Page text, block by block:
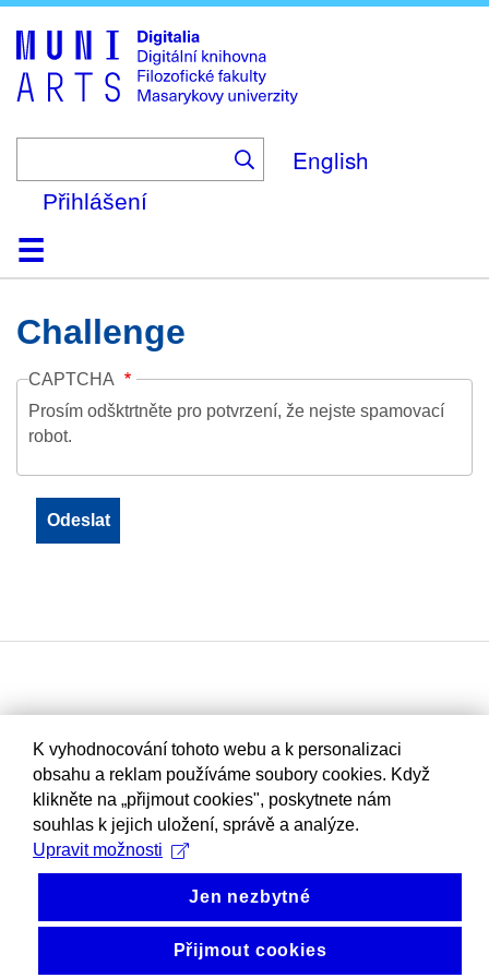
to
main
content
English
Přihlášení
DomůKolekce
Prohlížení
Vyhledávání
O platformě
Nápověda
KontaktDigitalia
Challenge
CAPTCHA
Prosím odšktrtněte pro potvrzení, že nejste spamovací
robot.
K vyhodnocování tohoto webu a k personalizaci
obsahu a reklam používáme soubory cookies. Když
klikněte na „přijmout cookies", poskytnete nám
souhlas k jejich uložení, správě a analýze.
Upravit možnosti
Jen nezbytné
Přijmout cookies